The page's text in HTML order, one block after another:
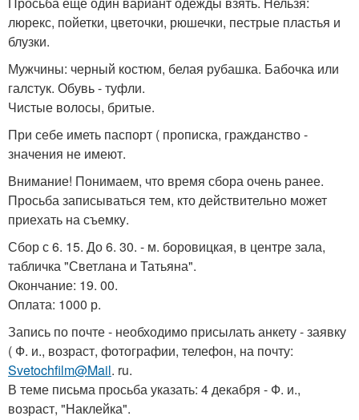
люрекс, пойетки, цветочки, рюшечки, пестрые пластья и
блузки.
Мужчины: черный костюм, белая рубашка. Бабочка или
галстук. Обувь - туфли.
Чистые волосы, бритые.
При себе иметь паспорт ( прописка, гражданство -
значения не имеют.
Внимание! Понимаем, что время сбора очень ранее.
Просьба записываться тем, кто действительно может
приехать на съемку.
Сбор с 6. 15. До 6. 30. - м. боровицкая, в центре зала,
табличка "Светлана и Татьяна".
Окончание: 19. 00.
Оплата: 1000 р.
Запись по почте - необходимо присылать анкету - заявку
( Ф. и., возраст, фотографии, телефон, на почту:
Svetochfilm@Mail. ru.
В теме письма просьба указать: 4 декабря - Ф. и.,
возраст, "Наклейка".